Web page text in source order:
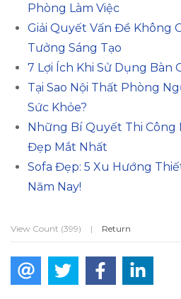
Phòng Làm Việc
Giải Quyết Vấn Đề Không
Tưởng Sáng Tạo
7 Lợi Ích Khi Sử Dụng Bàn
Tại Sao Nội Thất Phòng
Sức Khỏe?
Những Bí Quyết Thi Công
Đẹp Mắt Nhất
Sofa Đẹp: 5 Xu Hướng
Năm Nay!
View Count (399) | Return